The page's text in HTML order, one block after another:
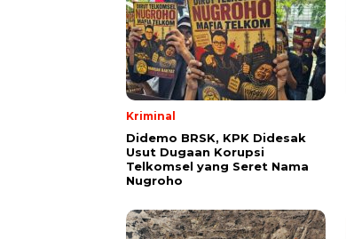
Kriminal
Didemo BRSK, KPK Didesak
Usut Dugaan Korupsi
Telkomsel yang Seret Nama
Nugroho